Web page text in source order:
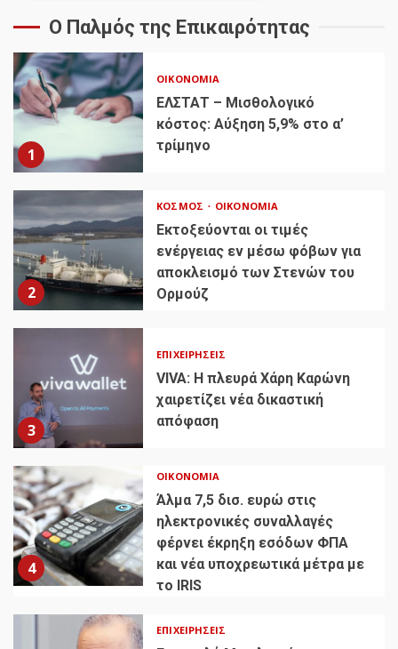
Ο Παλμός της Επικαιρότητας
1
ΟΙΚΟΝΟΜΊΑ
ΕΛΣΤΑΤ – Μισθολογικό
κόστος: Αύξηση 5,9% στο α’
τρίμηνο
2
ΚΌΣΜΟΣ ΟΙΚΟΝΟΜΊΑ
Εκτοξεύονται οι τιμές
ενέργειας εν μέσω φόβων για
αποκλεισμό των Στενών του
Ορμούζ
3
ΕΠΙΧΕΙΡΉΣΕΙΣ
VIVA: Η πλευρά Χάρη Καρώνη
χαιρετίζει νέα δικαστική
απόφαση
4
ΟΙΚΟΝΟΜΊΑ
Άλμα 7,5 δισ. ευρώ στις
ηλεκτρονικές συναλλαγές
φέρνει έκρηξη εσόδων ΦΠΑ
και νέα υποχρεωτικά μέτρα με
το IRIS
ΕΠΙΧΕΙΡΉΣΕΙΣ